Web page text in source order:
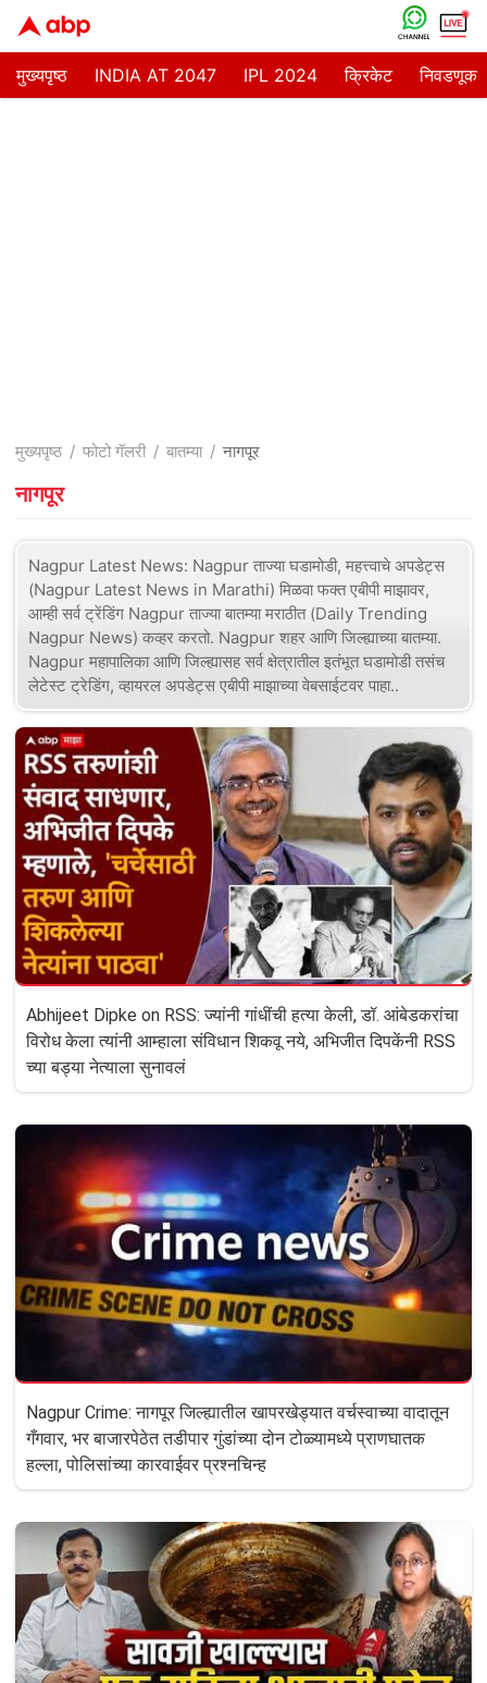
मुख्यपृष्ठ INDIA AT 2047 IPL 2024 क्रिकेट निवडणूक
मुख्यपृष्ठ फोटो गॅलरी बातम्या नागपूर
नागपूर
Nagpur Latest News: Nagpur ताज्या घडामोडी, महत्त्वाचे अपडेट्स
(Nagpur Latest News in Marathi) मिळवा फक्त एबीपी माझावर,
आम्ही सर्व ट्रेंडिंग Nagpur ताज्या बातम्या मराठीत (Daily Trending
Nagpur News) कव्हर करतो. Nagpur शहर आणि जिल्ह्याच्या बातम्या.
Nagpur महापालिका आणि जिल्ह्यासह सर्व क्षेत्रातील इतंभूत घडामोडी तसंच
लेटेस्ट ट्रेडिंग, व्हायरल अपडेट्स एबीपी माझाच्या वेबसाईटवर पाहा..
Abhijeet Dipke on RSS: ज्यांनी गांधींची हत्या केली, डॉ. आंबेडकरांचा
विरोध केला त्यांनी आम्हाला संविधान शिकवू नये, अभिजीत दिपकेंनी RSS
च्या बड्या नेत्याला सुनावलं
Nagpur Crime: नागपूर जिल्ह्यातील खापरखेड्यात वर्चस्वाच्या वादातून
गँगवार, भर बाजारपेठेत तडीपार गुंडांच्या दोन टोळ्यामध्ये प्राणघातक
हल्ला, पोलिसांच्या कारवाईवर प्रश्नचिन्ह